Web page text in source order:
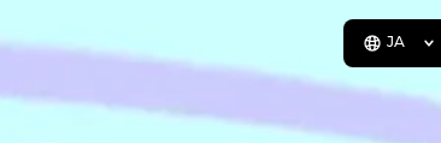
JA
JA